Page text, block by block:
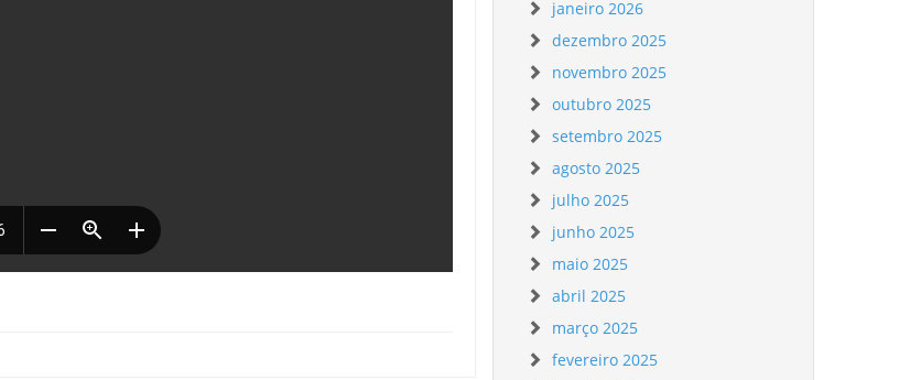
janeiro 2026
dezembro 2025
novembro 2025
outubro 2025
setembro 2025
agosto 2025
julho 2025
junho 2025
maio 2025
abril 2025
março 2025
fevereiro 2025